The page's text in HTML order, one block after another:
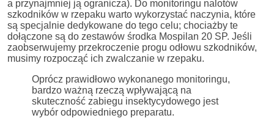
a przynajmniej ją ogranicza). Do monitoringu nalotów
szkodników w rzepaku warto wykorzystać naczynia, które
są specjalnie dedykowane do tego celu; chociażby te
dołączone są do zestawów środka Mospilan 20 SP. Jeśli
zaobserwujemy przekroczenie progu odłowu szkodników,
musimy rozpocząć ich zwalczanie w rzepaku.
Oprócz prawidłowo wykonanego monitoringu,
bardzo ważną rzeczą wpływającą na
skuteczność zabiegu insektycydowego jest
wybór odpowiedniego preparatu.